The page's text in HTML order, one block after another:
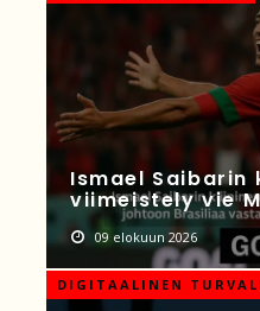
Ismael Saibarin
viimeistely vie
09 elokuun 2026
DIGITAALINEN